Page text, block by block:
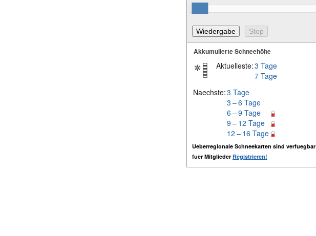
Akkumulierte Schneehöhe
Aktuelleste:3 Tage
7 Tage
Naechste:3 Tage
3 – 6 Tage
6 – 9 Tage
9 – 12 Tage
12 – 16 Tage
Ueberregionale Schneekarten sind verfuegbar
fuer Mitglieder Registrieren!